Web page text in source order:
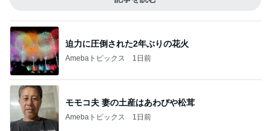
迫力に圧倒された2年ぶりの花火
Amebaトピックス 1日前
モモコ夫 妻の土産はあわびや松茸
Amebaトピックス 1日前